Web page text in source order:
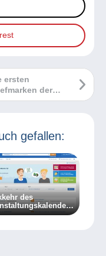
ersten
der
(1843-
gefallen:
des